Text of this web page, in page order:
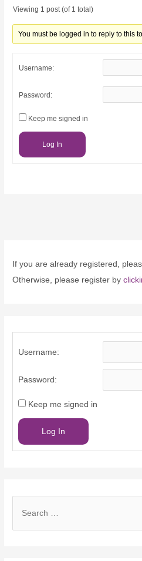
Viewing 1 post (of 1 total)
You must be logged in to reply to this
Username:
Password:
Keep me signed in
Log In
If you are already registered,
Otherwise, please register by
Username:
Password:
Keep me signed in
Log In